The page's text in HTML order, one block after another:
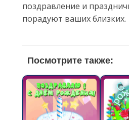
поздравление и
порадуют ваших близких.
Посмотрите также: